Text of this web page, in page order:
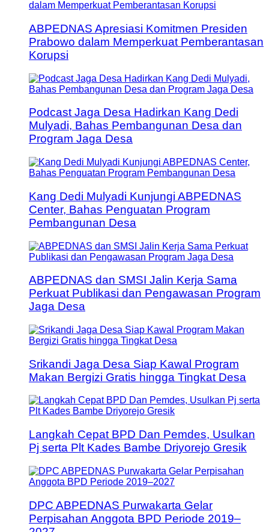
ABPEDNAS Apresiasi Komitmen Presiden
Prabowo dalam Memperkuat Pemberantasan
Korupsi
Podcast Jaga Desa Hadirkan Kang Dedi
Mulyadi, Bahas Pembangunan Desa dan
Program Jaga Desa
Kang Dedi Mulyadi Kunjungi ABPEDNAS
Center, Bahas Penguatan Program
Pembangunan Desa
ABPEDNAS dan SMSI Jalin Kerja Sama
Perkuat Publikasi dan Pengawasan Program
Jaga Desa
Srikandi Jaga Desa Siap Kawal Program
Makan Bergizi Gratis hingga Tingkat Desa
Langkah Cepat BPD Dan Pemdes, Usulkan
Pj serta Plt Kades Bambe Driyorejo Gresik
DPC ABPEDNAS Purwakarta Gelar
Perpisahan Anggota BPD Periode 2019–